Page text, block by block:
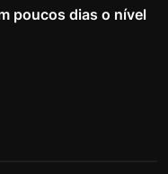
poucos dias o nível